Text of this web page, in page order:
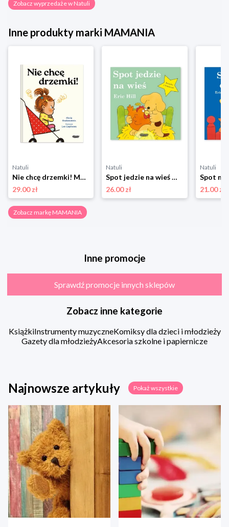
Zobacz wyprzedaże w Natuli
Inne produkty marki MAMANIA
Natuli
Nie chcę drzemki! Mamania
29.00 zł
Natuli
Spot jedzie na wieś Mamania
26.00 zł
Natuli
21.00 zł
Zobacz markę MAMANIA
Inne promocje
Sprawdź promocje innych sklepów
Zobacz inne kategorie
KsiążkiInstrumenty muzyczneKomiksy dla dzieci i młodzieży
Gazety dla młodzieżyAkcesoria szkolne i papiernicze
Najnowsze artykuły Pokaż wszystkie